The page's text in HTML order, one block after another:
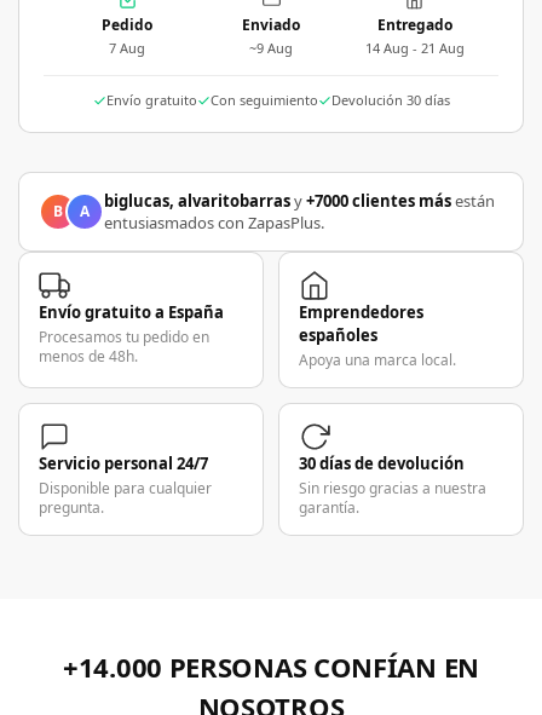
Pedido
7 Aug
Enviado
~9 Aug
Entregado
14 Aug - 21 Aug
Envío gratuito Con seguimiento Devolución 30 días
B A biglucas, alvaritobarrasy+7000 clientes másestán
entusiasmados con ZapasPlus.
Envío gratuito a España
Procesamos tu pedido en
menos de 48h.
Emprendedores
españoles
Apoya una marca local.
Servicio personal 24/7
Disponible para cualquier
pregunta.
30 días de devolución
Sin riesgo gracias a nuestra
garantía.
+14.000 PERSONAS CONFÍAN EN
NOSOTROS